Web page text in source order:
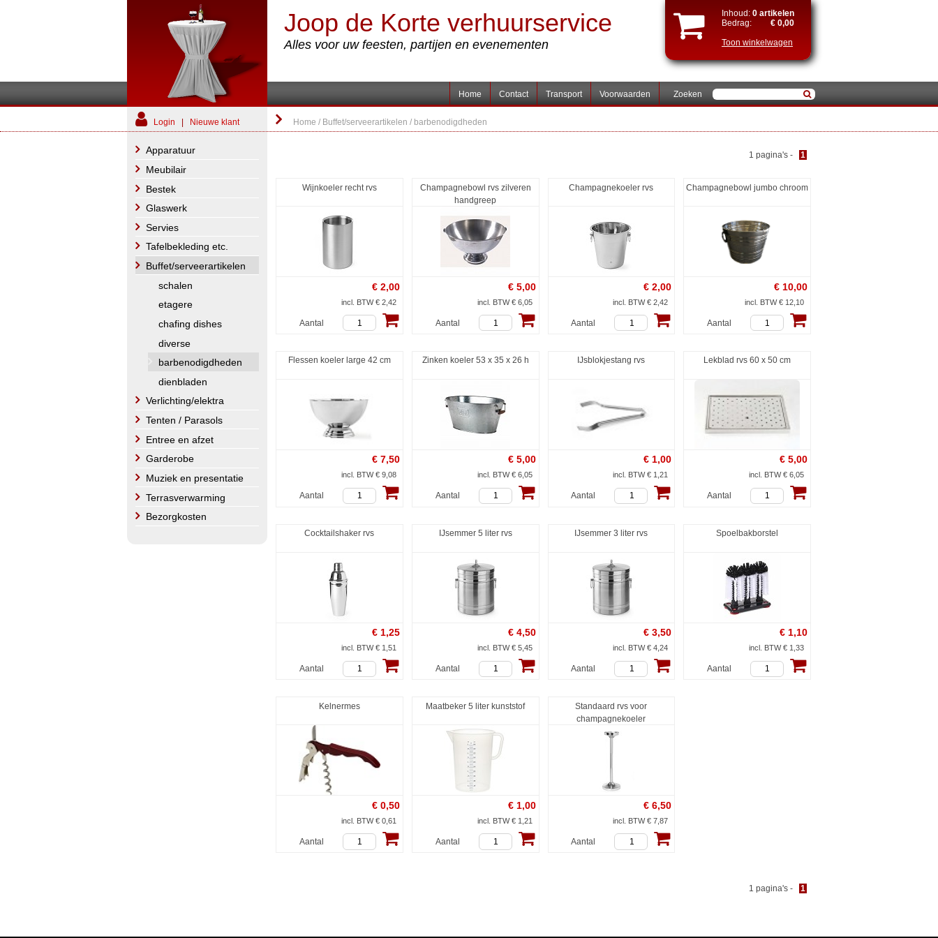
Joop de Korte verhuurservice
Alles voor uw feesten, partijen en evenementen
Inhoud: 0 artikelen
Bedrag:
€ 0,00
Toon winkelwagen
Zoeken
Home Contact Transport Voorwaarden
Login Nieuwe klant Home / Buffet/serveerartikelen / barbenodigdheden
Apparatuur
Meubilair
Bestek
Glaswerk
Servies
Tafelbekleding etc.
Buffet/serveerartikelen
schalen
etagere
chafing dishes
diverse
barbenodigdheden
dienbladen
Verlichting/elektra
Tenten / Parasols
Entree en afzet
Garderobe
Muziek en presentatie
Terrasverwarming
Bezorgkosten
1 pagina's - 1
Wijnkoeler recht rvs
€ 2,00
incl. BTW € 2,42
Aantal
Champagnebowl rvs zilveren
handgreep
€ 5,00
incl. BTW € 6,05
Aantal
Champagnekoeler rvs
€2,00
incl. BTW € 2,42
Aantal
Champagnebowl jumbo chroom
€ 10,00
incl. BTW € 12,10
Aantal
Flessen koeler large 42 cm
€ 7,50
incl. BTW € 9,08
Aantal
Zinken koeler 53 x 35 x 26 h
€ 5,00
incl. BTW € 6,05
Aantal
IJsblokjestang rvs
€1,00
incl. BTW € 1,21
Aantal
Lekblad rvs 60 x 50 cm
€ 5,00
incl. BTW € 6,05
Aantal
Cocktailshaker rvs
€ 1,25
incl. BTW € 1,51
Aantal
IJsemmer 5 liter rvs
€ 4,50
incl. BTW € 5,45
Aantal
IJsemmer 3 liter rvs
€3,50
incl. BTW € 4,24
Aantal
Spoelbakborstel
€ 1,10
incl. BTW € 1,33
Aantal
Kelnermes
€ 0,50
incl. BTW € 0,61
Aantal
Maatbeker 5 liter kunststof
€ 1,00
incl. BTW € 1,21
Aantal
Standaard rvs voor
champagnekoeler
€6,50
incl. BTW € 7,87
Aantal
1 pagina's - 1